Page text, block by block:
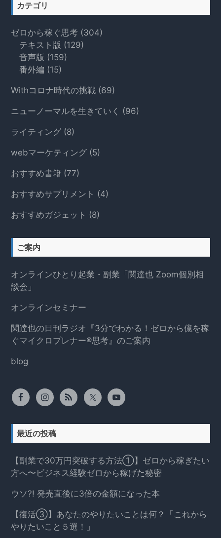
ト
を
検
カテゴリ
ゼロから稼ぐ思考 (304)
テキスト版 (129)
音声版 (159)
番外編 (15)
Withコロナ時代の挑戦 (69)
ニューノーマルを生きていく (96)
ライティング (8)
webマーケティング (5)
おすすめ書籍 (77)
おすすめサプリメント (4)
おすすめガジェット (8)
ご案内
オンラインひとり起業・副業「関達也 Zoom個別相
談会」
オンラインセミナー
関達也の日刊ラジオ『3分でわかる！ゼロから億を稼
ぐマイクロプレナー®思考』のご案内
blog
最近の投稿
【副業で30万円突破する方法①】ゼロから稼ぎたい
方へ〜ビジネス経験ゼロから稼げた秘密
ウソ?! 発売直後に3倍の金額になった本
【復活③】あなたのやりたいことは何？「これから
やりたいこと５選！」